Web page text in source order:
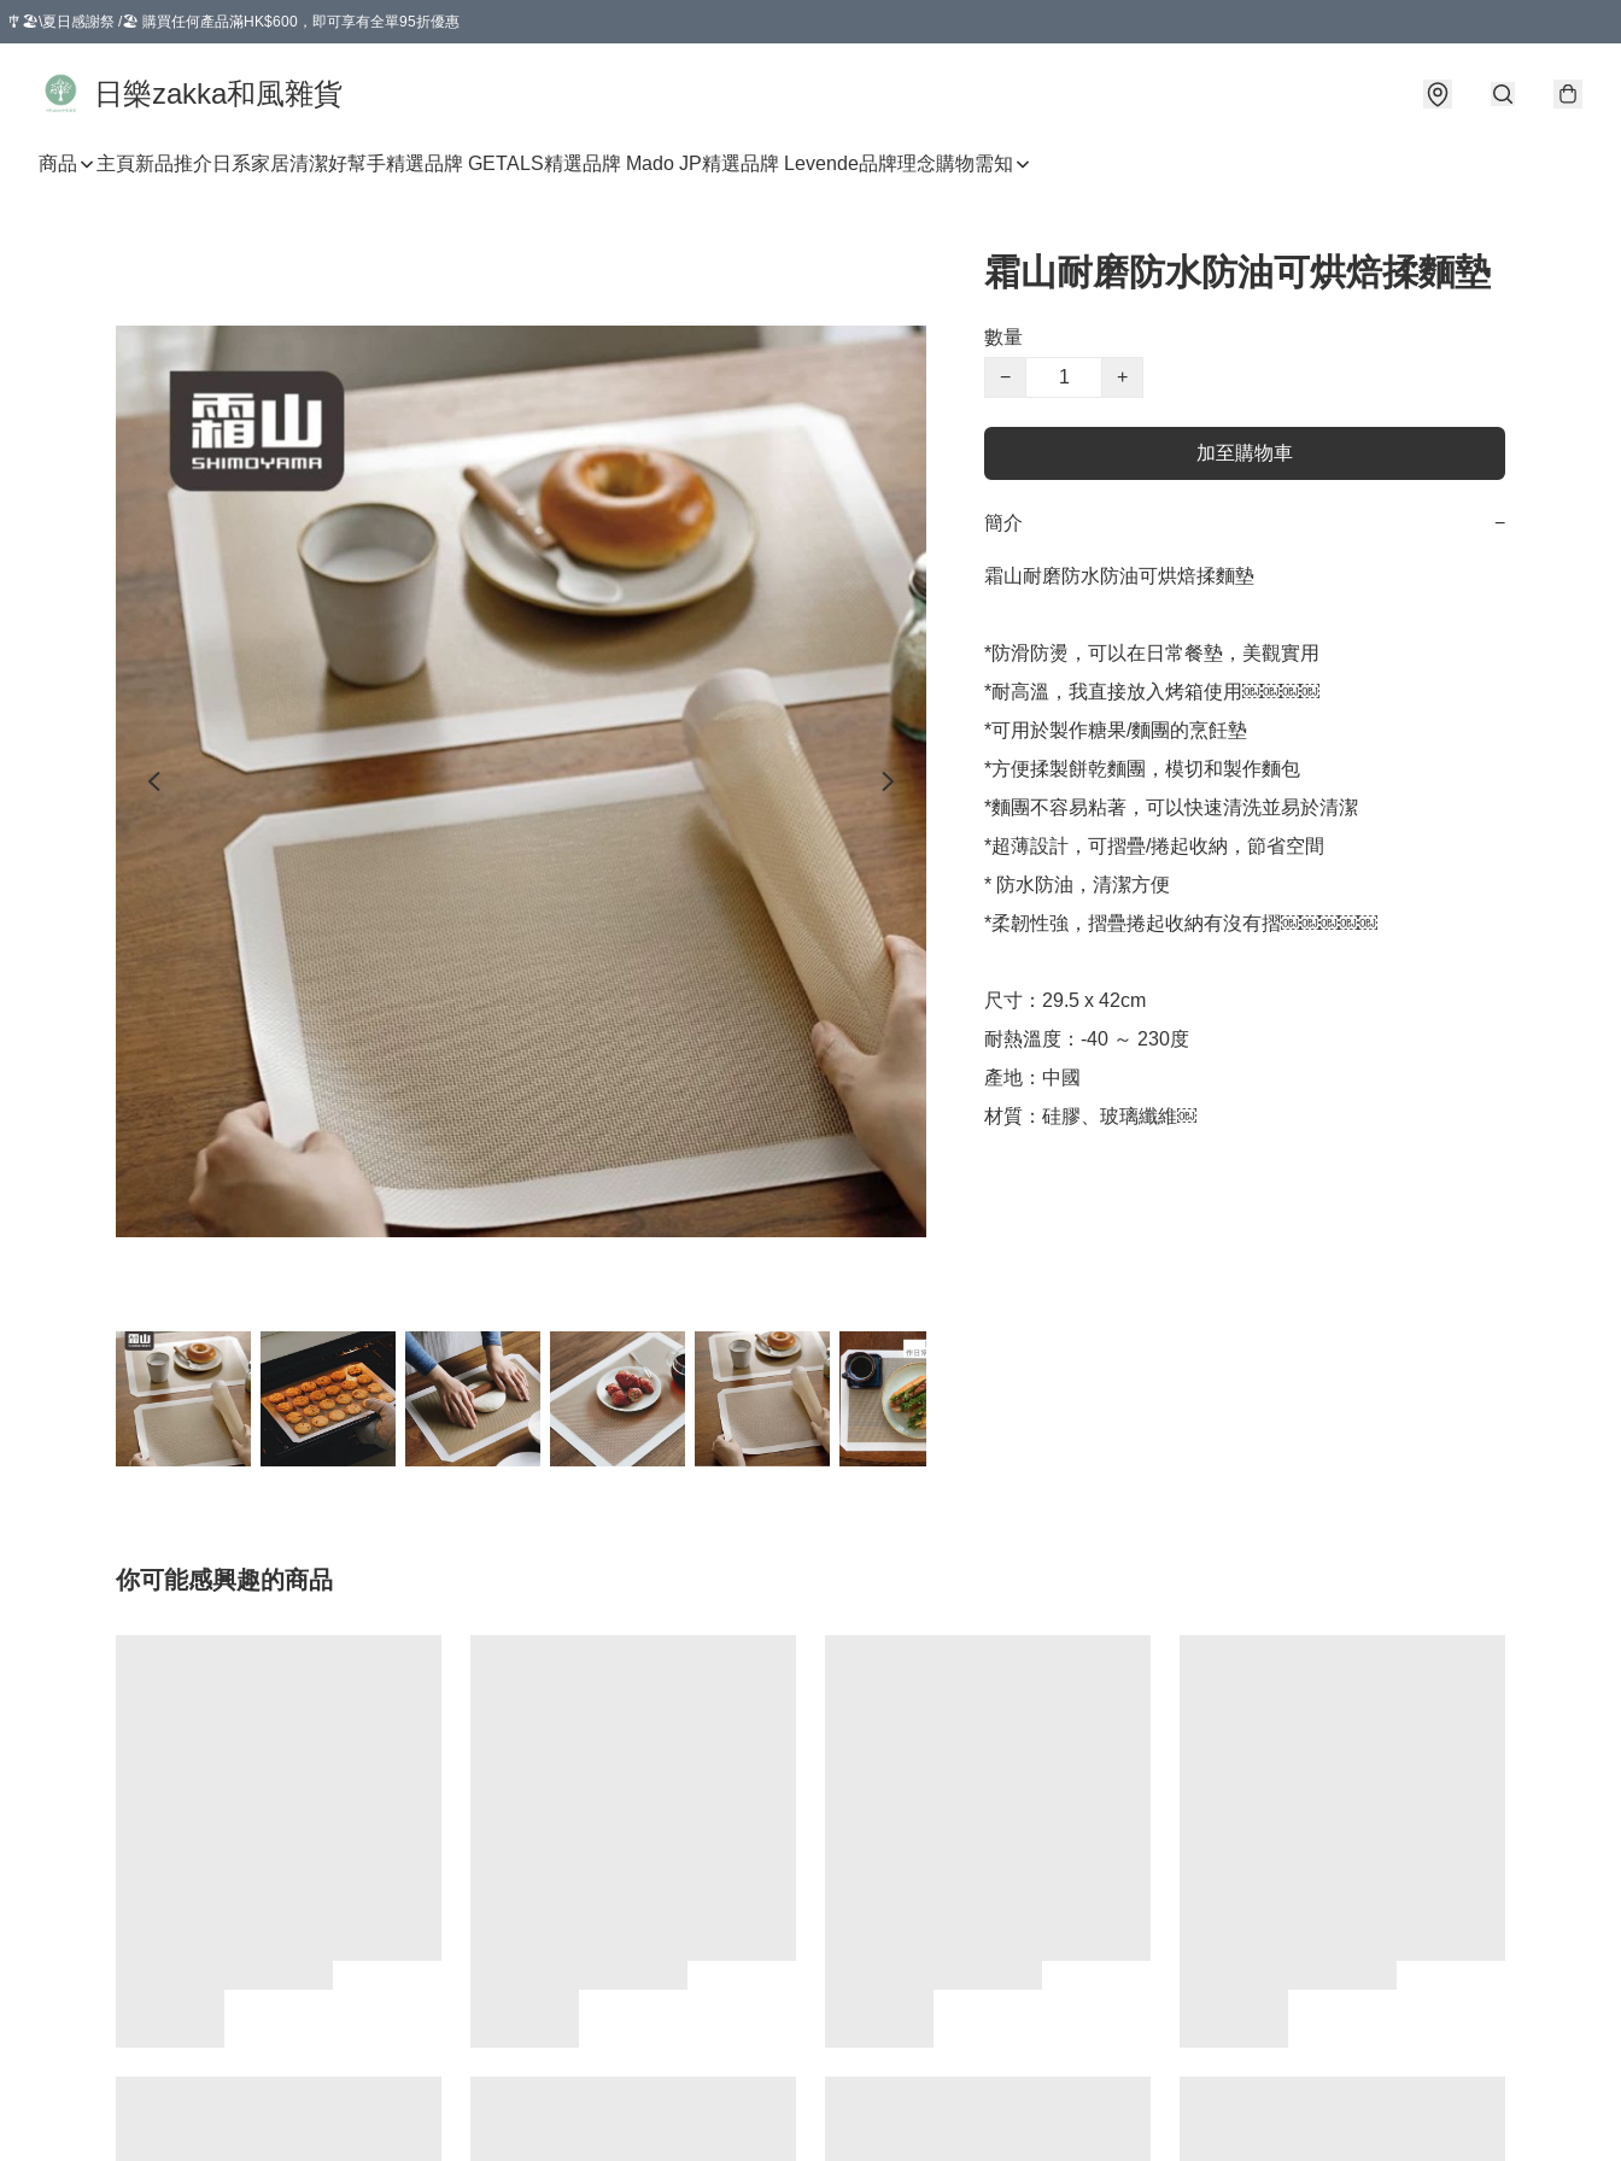
🎐🏖️\夏日感謝祭 /🏖️ 購買任何產品滿HK$600，即可享有全單95折優惠
日樂zakka和風雜貨
商品 主頁新品推介 日系家居清潔好幫手精選品牌 GETALS精選品牌 Mado JP精選品牌 Levende品牌理念購物需知
霜山耐磨防水防油可烘焙揉麵墊
數量
−
+
加至購物車
簡介 −
霜山耐磨防水防油可烘焙揉麵墊
*防滑防燙，可以在日常餐墊，美觀實用
*耐高溫，我直接放入烤箱使用￼￼￼￼
*可用於製作糖果/麵團的烹飪墊
*方便揉製餅乾麵團，模切和製作麵包
*麵團不容易粘著，可以快速清洗並易於清潔
*超薄設計，可摺疊/捲起收納，節省空間
* 防水防油，清潔方便
*柔韌性強，摺疊捲起收納有沒有摺￼￼￼￼￼
尺寸：29.5 x 42cm
耐熱溫度：-40 ～ 230度
產地：中國
你可能感興趣的商品